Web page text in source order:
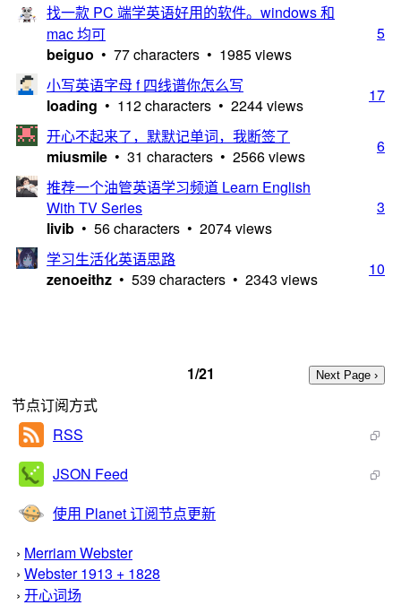
找一款 PC 端学英语好用的软件。windows 和
mac 均可
beiguo • 77 characters • 1985 views
5
小写英语字母 f 四线谱你怎么写
loading • 112 characters • 2244 views
17
开心不起来了，默默记单词，我断签了
miusmile • 31 characters • 2566 views
6
推荐一个油管英语学习频道 Learn English
With TV Series
livib • 56 characters • 2074 views
3
学习生活化英语思路
zenoeithz • 539 characters • 2343 views
10
1/21
节点订阅方式
RSS
JSON Feed
使用 Planet 订阅节点更新
› Merriam Webster
› Webster 1913 + 1828
› 开心词场